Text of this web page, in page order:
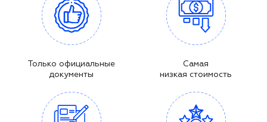
Только официальные
документы
Самая
низкая стоимость